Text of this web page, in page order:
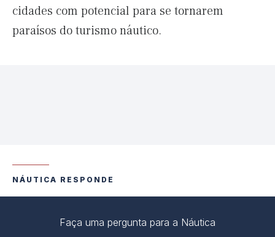
cidades com potencial para se tornarem
paraísos do turismo náutico.
NÁUTICA RESPONDE
Faça uma pergunta para a Náutica